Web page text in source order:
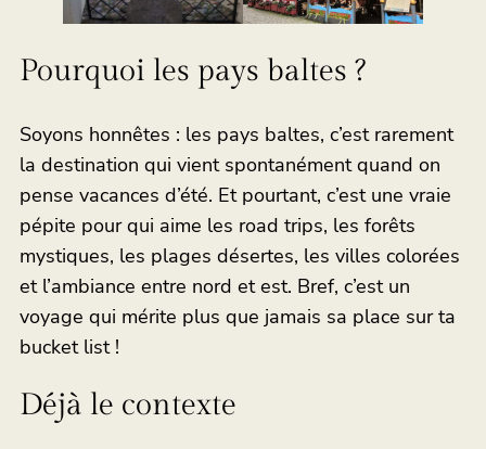
Pourquoi les pays baltes ?
Soyons honnêtes : les pays baltes, c’est rarement
la destination qui vient spontanément quand on
pense vacances d’été. Et pourtant, c’est une vraie
pépite pour qui aime les road trips, les forêts
mystiques, les plages désertes, les villes colorées
et l’ambiance entre nord et est. Bref, c’est un
voyage qui mérite plus que jamais sa place sur ta
bucket list !
Déjà le contexte